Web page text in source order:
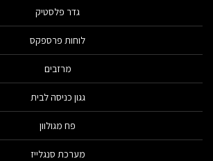
גדר פלסטיק
לוחות פרספקס
מרזבים
גגון כניסה לבית
פח מגולוון
מערכת סנגלייז